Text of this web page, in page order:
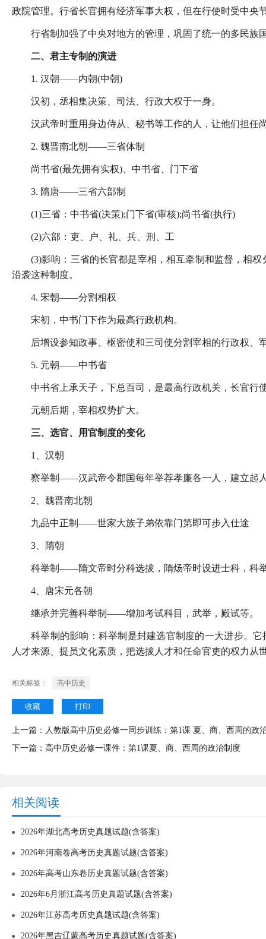
政院管理。行省长官拥有经济军事大权，但在行使时受中央
行省制加强了中央对地方的管理，巩固了统一的多民族
二、君主专制的演进
1. 汉朝——内朝(中朝)
汉初，丞相集决策、司法、行政大权于一身。
汉武帝时重用身边侍从、秘书等工作的人，让他们担任
2. 魏晋南北朝——三省体制
尚书省(最先拥有实权)、中书省、门下省
3. 隋唐——三省六部制
(1)三省：中书省(决策);门下省(审核);尚书省(执行)
(2)六部：吏、户、礼、兵、刑、工
(3)影响：三省的长官都是宰相，相互牵制和监督，相
沿袭这种制度。
4. 宋朝——分割相权
宋初，中书门下作为最高行政机构。
后增设参知政事、枢密使和三司使分割宰相的行政权、
5. 元朝——中书省
中书省上承天子，下总百司，是最高行政机关，长官行
元朝后期，宰相权势扩大。
三、选官、用官制度的变化
1、汉朝
察举制——汉武帝令郡国每年举荐孝廉各一人，建立起
2、魏晋南北朝
九品中正制——世家大族子弟依靠门第即可步入仕途
3、隋朝
科举制——隋文帝时分科选拔，隋炀帝时设进士科，科
4、唐宋元各朝
继承并完善科举制——增加考试科目，武举，殿试等。
科举制的影响：科举制是封建选官制度的一大进步。
人才来源、提员文化素质，把选拔人才和任命官吏的权力
相关标签： 高中历史
收藏 打印
上一篇： 人教版高中历史必修一同步训练：第1课 夏、商、西周的政
下一篇： 高中历史必修一课件：第1课夏、商、西周的政治制度
相关阅读
2026年湖北高考历史真题试题(含答案)
2026年河南卷高考历史真题试题(含答案)
2026年高考山东卷历史真题试题(含答案)
2026年6月浙江高考历史真题试题(含答案)
2026年江苏高考历史真题试题(含答案)
2026年黑吉辽蒙高考历史真题试题(含答案)